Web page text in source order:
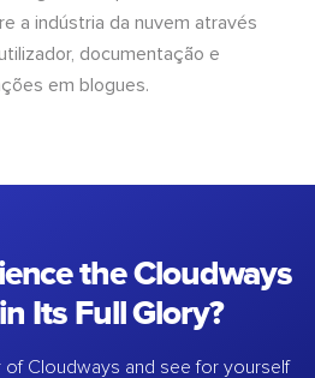
a indústria da nuvem através
documentação e
em blogues.
the Cloudways
Its Full Glory?
of Cloudways and see for yourself